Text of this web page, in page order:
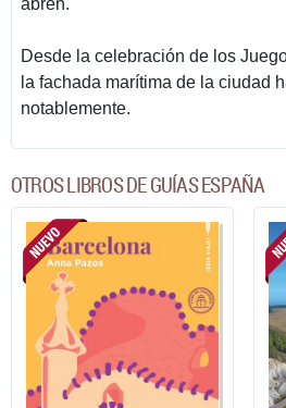
abren.
Desde la celebración de los
la fachada marítima de la ciudad
notablemente.
OTROS LIBROS DE GUÍAS ESPAÑA